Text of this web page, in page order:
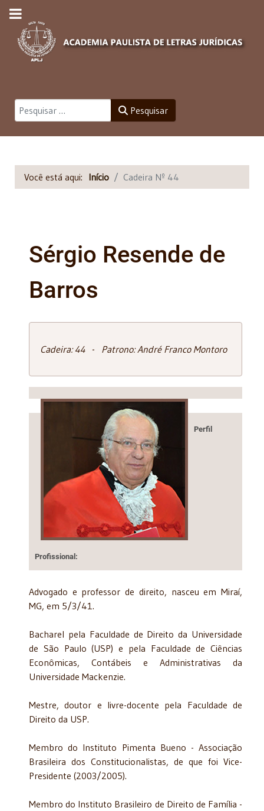
Pesquisar Pesquisar
Você está aqui: Início Cadeira Nº 44
Sérgio Resende de
Barros
Cadeira: 44 - Patrono: André Franco Montoro
Perfil
Profissional:
Advogado e professor de direito, nasceu em Miraí,
MG, em 5/3/41.
Bacharel pela Faculdade de Direito da Universidade
de São Paulo (USP) e pela Faculdade de Ciências
Econômicas, Contábeis e Administrativas da
Universidade Mackenzie.
Mestre, doutor e livre-docente pela Faculdade de
Direito da USP.
Membro do Instituto Pimenta Bueno - Associação
Brasileira dos Constitucionalistas, de que foi Vice-
Presidente (2003/2005).
Membro do Instituto Brasileiro de Direito de Família -